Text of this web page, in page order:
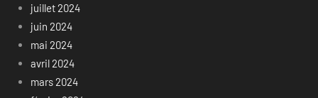
juillet 2024
juin 2024
mai 2024
avril 2024
mars 2024